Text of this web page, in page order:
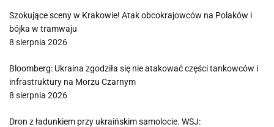
Szokujące sceny w Krakowie! Atak obcokrajowców na Polaków i
bójka w tramwaju
8 sierpnia 2026
Bloomberg: Ukraina zgodziła się nie atakować części tankowców i
infrastruktury na Morzu Czarnym
8 sierpnia 2026
Dron z ładunkiem przy ukraińskim samolocie. WSJ: